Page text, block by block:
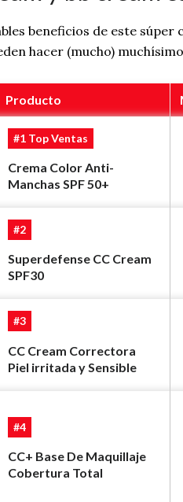
beneficios de este
hacer (mucho)
Producto
#1 Top Ventas
Crema Color Anti-
Manchas SPF 50+
#2
Superdefense CC Cream
SPF30
#3
CC Cream Correctora
Piel irritada y Sensible
#4
CC+ Base De Maquillaje
Cobertura Total